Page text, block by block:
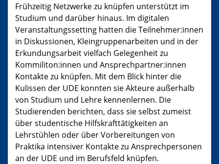
Frühzeitig Netzwerke zu knüpfen unterstützt im
Studium und darüber hinaus. Im digitalen
Veranstaltungssetting hatten die Teilnehmer:innen
in Diskussionen, Kleingruppenarbeiten und in der
Erkundungsarbeit vielfach Gelegenheit zu
Kommiliton:innen und Ansprechpartner:innen
Kontakte zu knüpfen. Mit dem Blick hinter die
Kulissen der UDE konnten sie Akteure außerhalb
von Studium und Lehre kennenlernen. Die
Studierenden berichten, dass sie selbst zumeist
über studentische Hilfskrafttätigkeiten an
Lehrstühlen oder über Vorbereitungen von
Praktika intensiver Kontakte zu Ansprechpersonen
an der UDE und im Berufsfeld knüpfen.